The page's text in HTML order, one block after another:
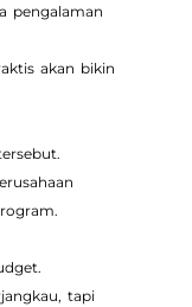
pengalaman
akan bikin
tapi